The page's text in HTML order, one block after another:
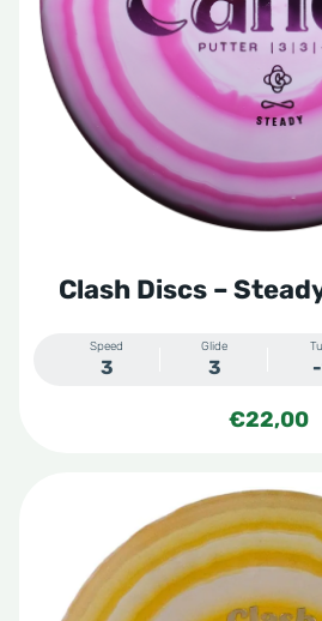
Clash Discs –
Speed
3
Glide
3
€22,00